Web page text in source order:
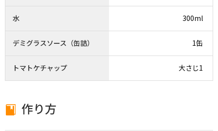
水 300ml
デミグラスソース（缶詰） 1缶
トマトケチャップ 大さじ1
作り方